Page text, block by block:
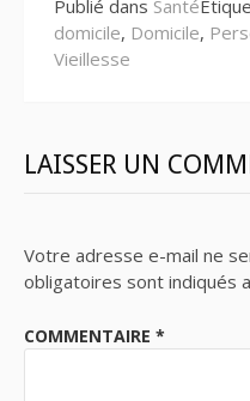
Publié dans Santé
domicile, Domicile,
Vieillesse
LAISSER UN
Votre adresse e-mail ne
obligatoires sont indiqués
COMMENTAIRE *